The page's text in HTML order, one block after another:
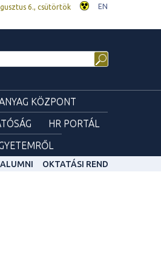
6., csütörtök EN
KÖZPONT
HR PORTÁL
ALUMNI OKTATÁSI REND